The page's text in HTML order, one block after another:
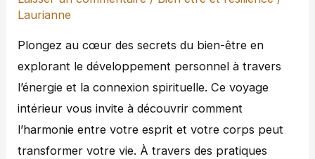
Laurianne
Plongez au cœur des secrets du bien-être en
explorant le développement personnel à travers
l’énergie et la connexion spirituelle. Ce voyage
intérieur vous invite à découvrir comment
l’harmonie entre votre esprit et votre corps peut
transformer votre vie. À travers des pratiques
la
spirituelle